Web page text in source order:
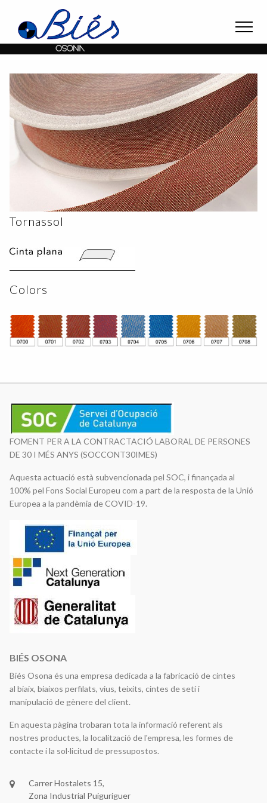
Tornassol
Colors
FOMENT PER A LA CONTRACTACIÓ LABORAL DE PERSONES
DE 30 I MÉS ANYS (SOCCONT30IMES)
Aquesta actuació està subvencionada pel SOC, i finançada al
100% pel Fons Social Europeu com a part de la resposta de la Unió
Europea a la pandèmia de COVID-19.
BIÉS OSONA
Biés Osona és una empresa dedicada a la fabricació de cintes
al biaix, biaixos perfilats, vius, teixits, cintes de setí i
manipulació de gènere del client.
En aquesta pàgina trobaran tota la informació referent als
nostres productes, la localització de l'empresa, les formes de
contacte i la sol·licitud de pressupostos.
Carrer Hostalets 15,
Zona Industrial Puiguriguer